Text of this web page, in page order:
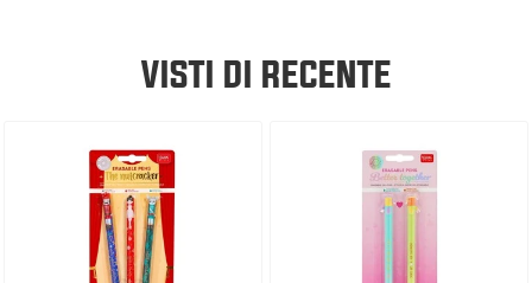
VISTI DI RECENTE